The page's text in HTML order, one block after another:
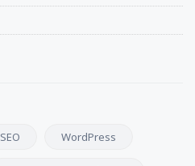
SEO WordPress